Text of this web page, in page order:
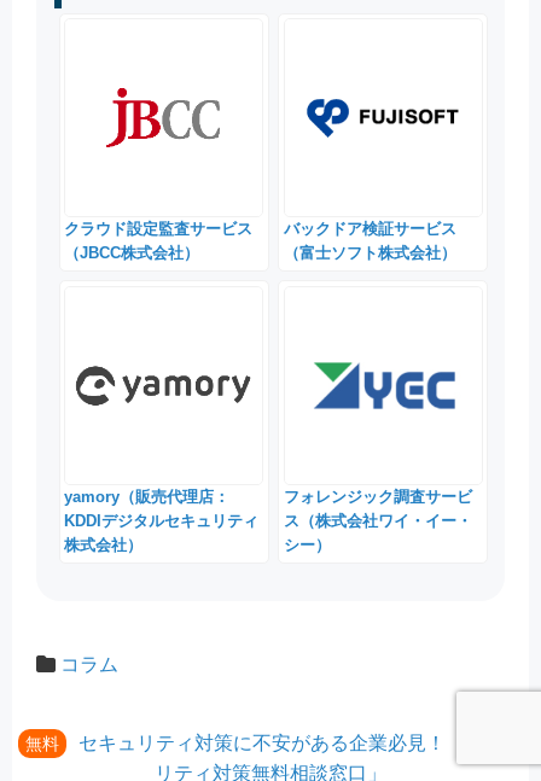
クラウド設定監査サービス
（JBCC株式会社）
バックドア検証サービス
（富士ソフト株式会社）
yamory（販売代理店：
KDDIデジタルセキュリティ
株式会社）
フォレンジック調査サービ
ス（株式会社ワイ・イー・
シー）
コラム
無料
セキュリティ対策に不安がある企業必見！「セキュ
リティ対策無料相談窓口」